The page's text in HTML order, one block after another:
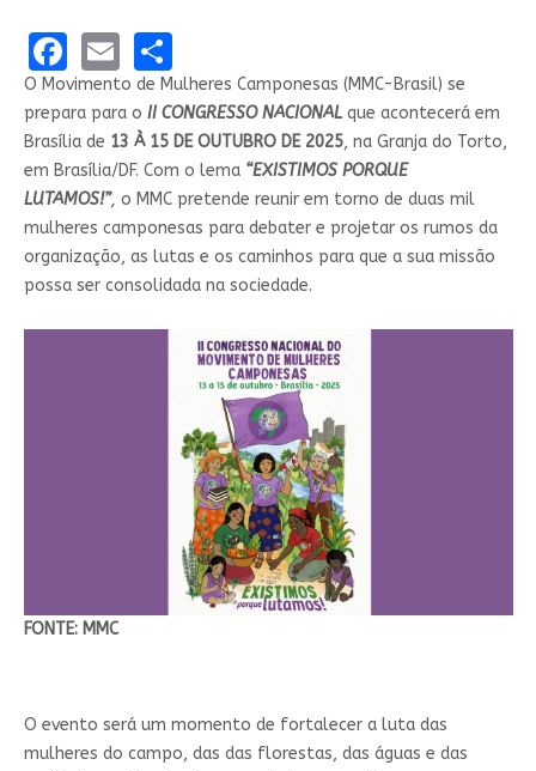
Facebook
EmailShare
O Movimento de Mulheres Camponesas (MMC-Brasil) se
prepara para o II CONGRESSO NACIONALque acontecerá em
Brasília de 13 À 15 DE OUTUBRO DE 2025, na Granja do Torto,
em Brasília/DF. Com o lema “EXISTIMOS PORQUE
LUTAMOS!”, o MMC pretende reunir em torno de duas mil
mulheres camponesas para debater e projetar os rumos da
organização, as lutas e os caminhos para que a sua missão
possa ser consolidada na sociedade.
FONTE: MMC
O evento será um momento de fortalecer a luta das
mulheres do campo, das das florestas, das águas e das